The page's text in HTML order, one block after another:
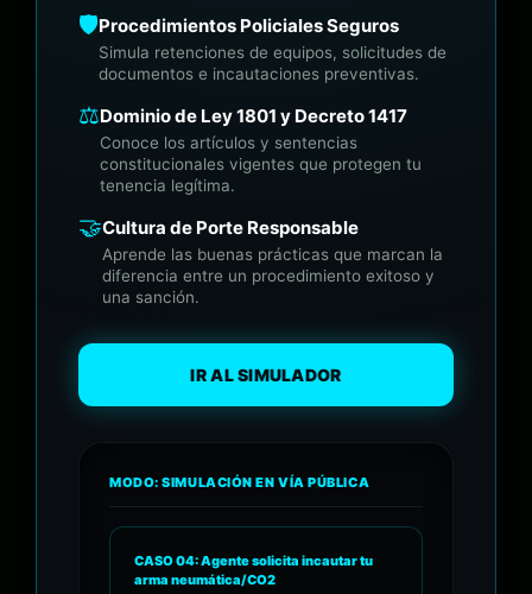
🛡️Procedimientos Policiales Seguros
Simula retenciones de equipos, solicitudes de
documentos e incautaciones preventivas.
⚖️Dominio de Ley 1801 y Decreto 1417
Conoce los artículos y sentencias
constitucionales vigentes que protegen tu
tenencia legítima.
🤝Cultura de Porte Responsable
Aprende las buenas prácticas que marcan la
diferencia entre un procedimiento exitoso y
una sanción.
IR AL SIMULADOR
MODO: SIMULACIÓN EN VÍA PÚBLICA
CASO 04: Agente solicita incautar tu
arma neumática/CO2